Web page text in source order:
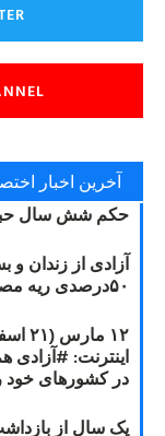
آخرین اخبار
حکم شش سال
آزادی از زندان و
۵۰درصدی ریه مصطفی دانشجو
۱۲
در کشورهای
یک سال از